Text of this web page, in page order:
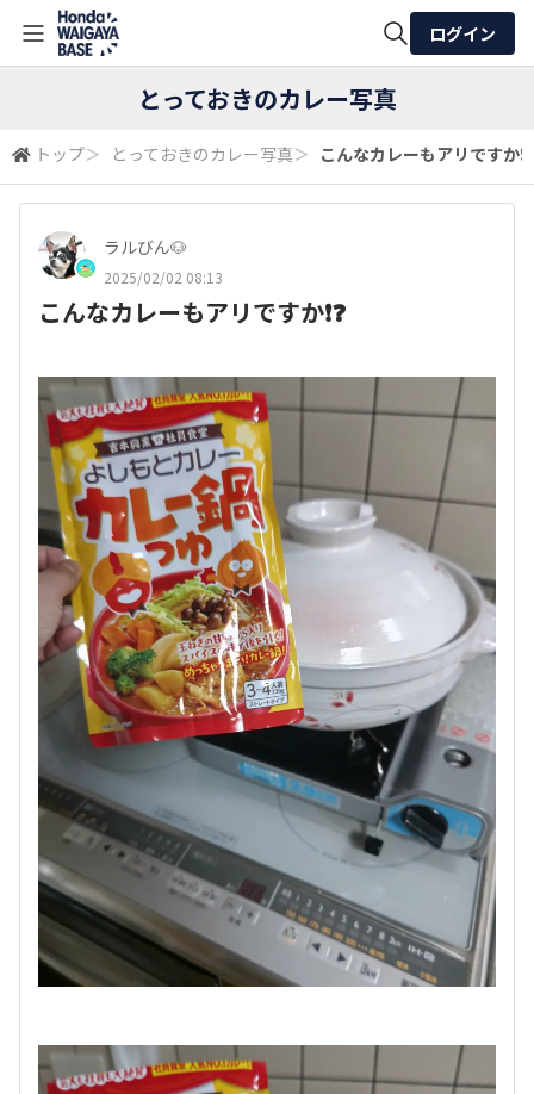
検索
ログイン
とっておきのカレー写真
トップ＞ とっておきのカレー写真＞ こんなカレーもアリですか❗️❓️
ラルびん🐶
2025/02/02 08:13
こんなカレーもアリですか❗️❓️